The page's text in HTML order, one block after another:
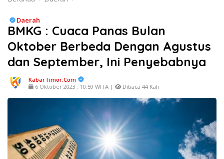
Daerah
BMKG : Cuaca Panas Bulan
Oktober Berbeda Dengan Agustus
dan September, Ini Penyebabnya
KabarTimor.com
6 Oktober 2023 : 10:59 WITA |
Dibaca 44 Kali